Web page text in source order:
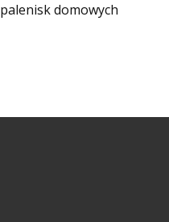
palenisk domowych